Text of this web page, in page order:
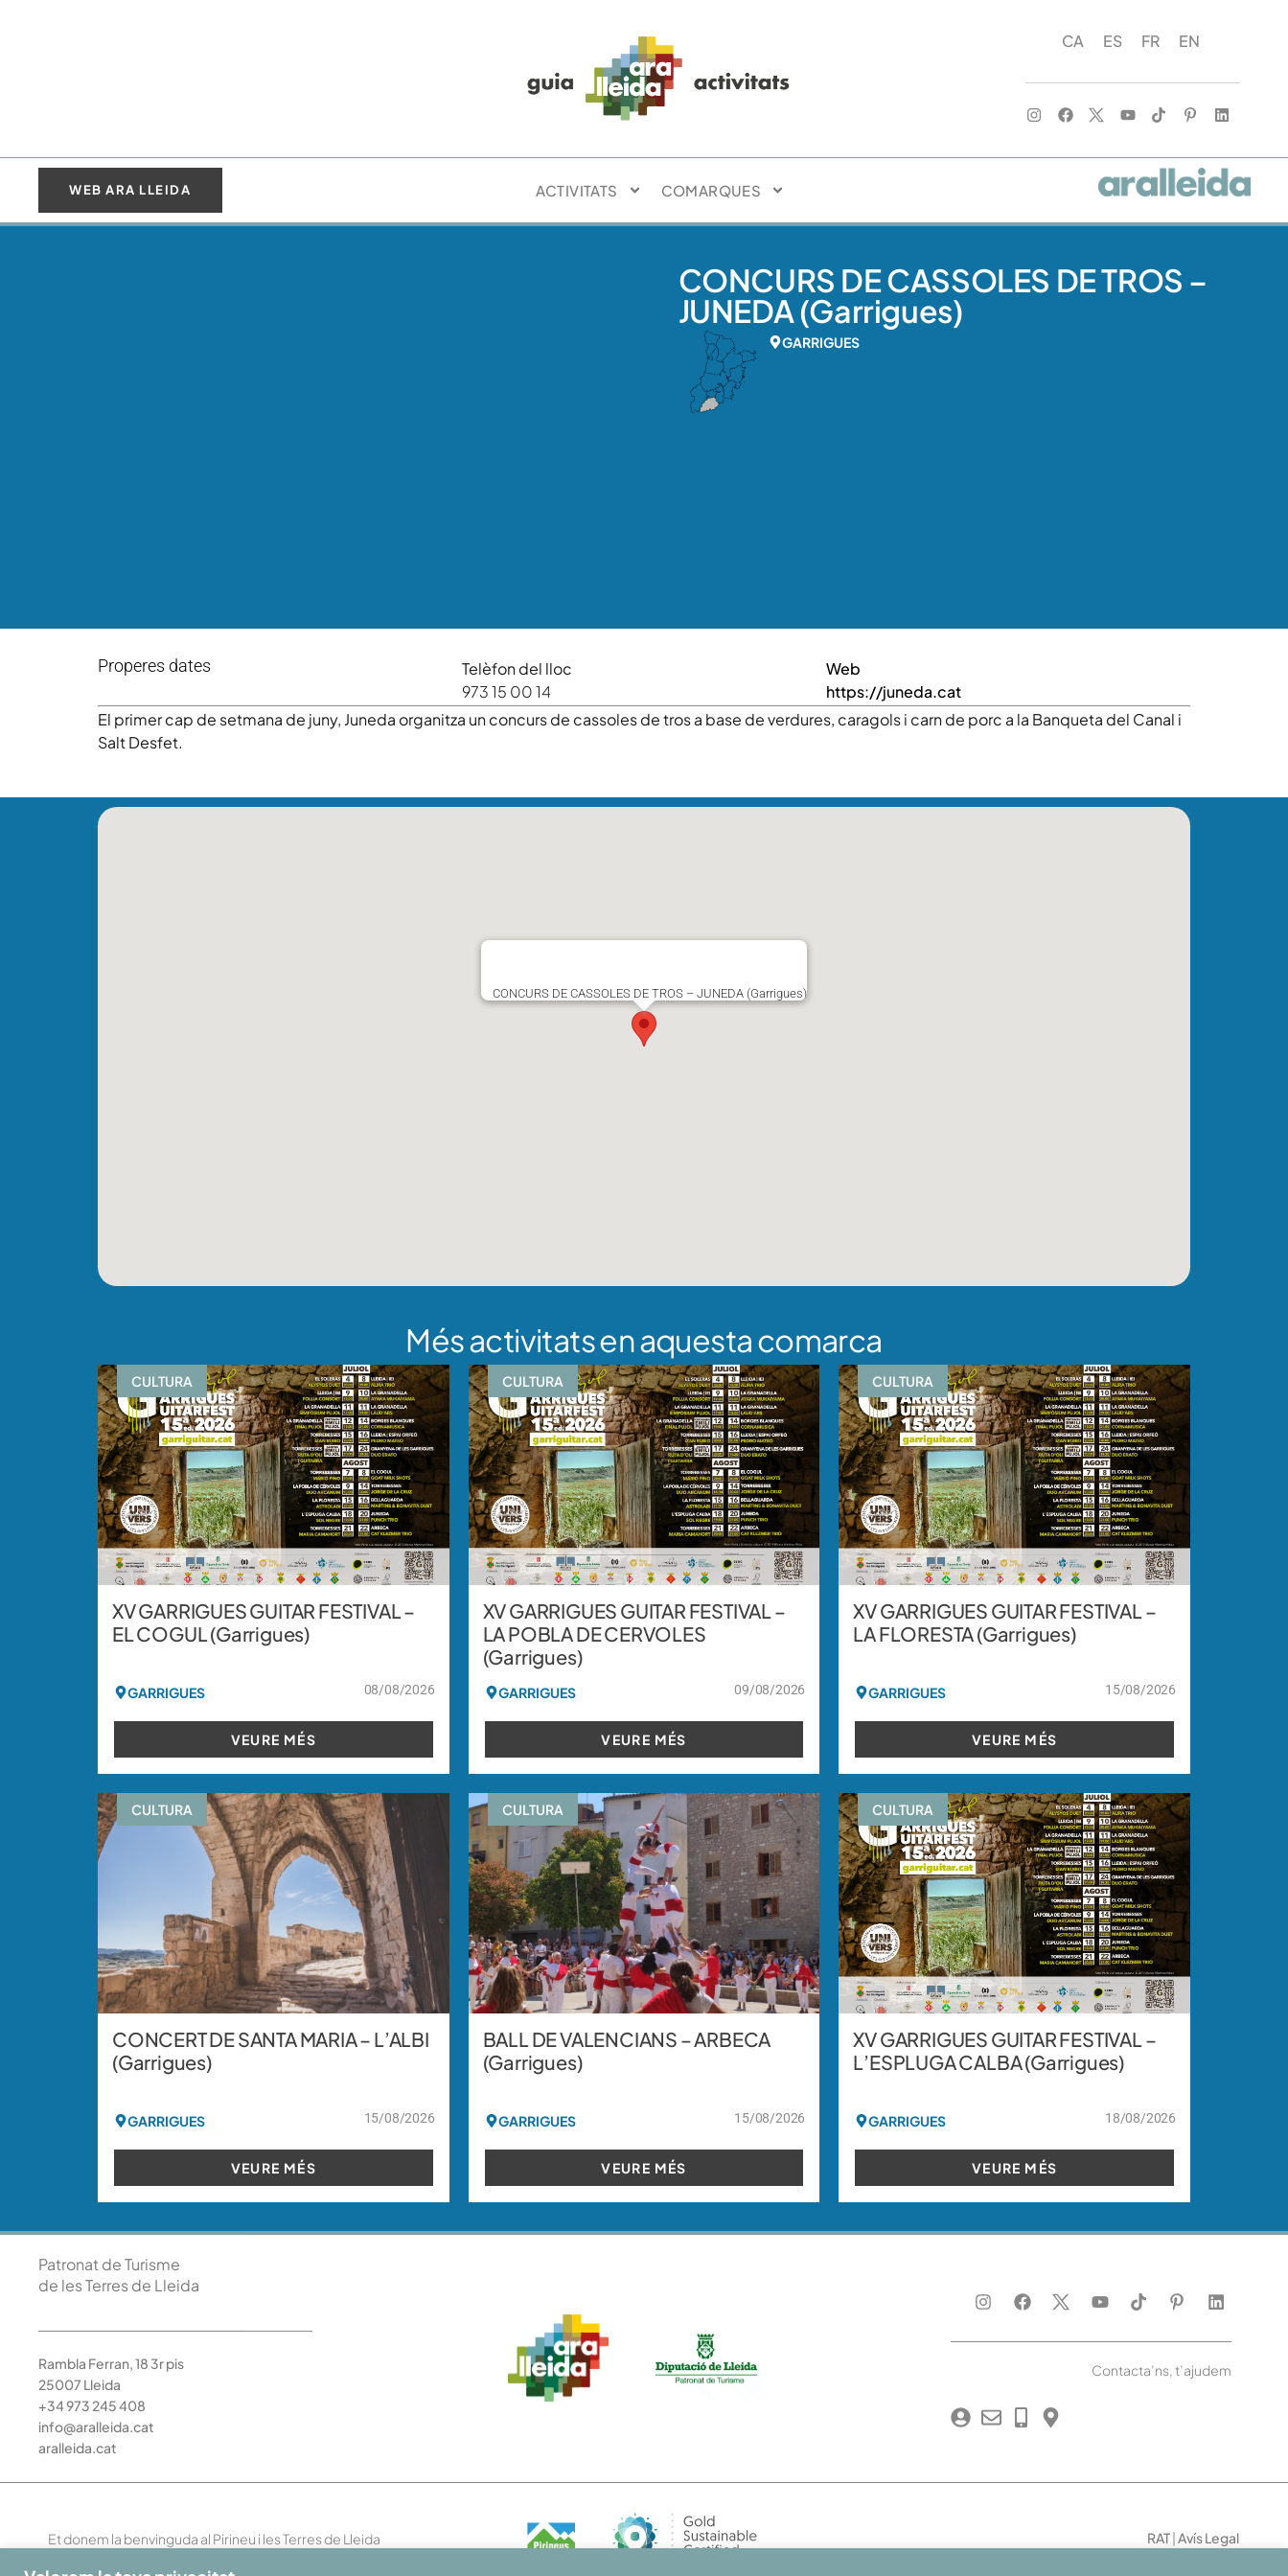
CA ES FR EN
WEB ARA LLEIDA ACTIVITATS COMARQUES
CONCURS DE CASSOLES DE TROS –
JUNEDA (Garrigues)
GARRIGUES
Properes dates
Telèfon del lloc
973 15 00 14
Web
https://juneda.cat
El primer cap de setmana de juny, Juneda organitza un concurs de cassoles de tros a base de verdures, caragols i carn de porc a la Banqueta del Canal i
Salt Desfet.
CONCURS DE CASSOLES DE TROS – JUNEDA (Garrigues)
Més activitats en aquesta comarca
CULTURA
XV GARRIGUES GUITAR FESTIVAL –
EL COGUL (Garrigues)
GARRIGUES 08/08/2026
VEURE MÉS
CULTURA
XV GARRIGUES GUITAR FESTIVAL –
LA POBLA DE CERVOLES
(Garrigues)
GARRIGUES 09/08/2026
VEURE MÉS
CULTURA
XV GARRIGUES GUITAR FESTIVAL –
LA FLORESTA (Garrigues)
GARRIGUES 15/08/2026
VEURE MÉS
CULTURA
CONCERT DE SANTA MARIA – L’ALBI
(Garrigues)
GARRIGUES 15/08/2026
VEURE MÉS
CULTURA
BALL DE VALENCIANS – ARBECA
(Garrigues)
GARRIGUES 15/08/2026
VEURE MÉS
CULTURA
XV GARRIGUES GUITAR FESTIVAL –
L’ESPLUGA CALBA (Garrigues)
GARRIGUES 18/08/2026
VEURE MÉS
Patronat de Turisme
de les Terres de Lleida
Rambla Ferran, 18 3r pis
25007 Lleida
+34 973 245 408
info@aralleida.cat
aralleida.cat
Contacta’ns, t’ajudem
Et donem la benvinguda al Pirineu i les Terres de Lleida RAT |Avís Legal